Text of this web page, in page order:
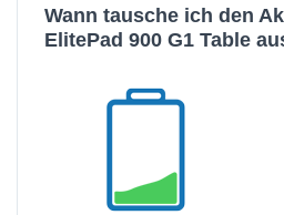
Wann tausche ich den
ElitePad 900 G1 Table